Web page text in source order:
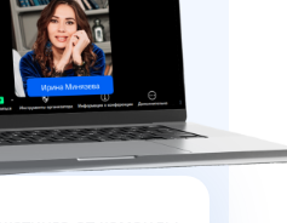
интернет-
Monster.
такие бренды, как
специалист: